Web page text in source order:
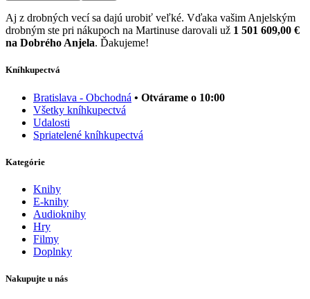
Aj z drobných vecí sa dajú urobiť veľké. Vďaka vašim Anjelským
drobným ste pri nákupoch na Martinuse darovali už 1 501 609,00 €
na Dobrého Anjela. Ďakujeme!
Kníhkupectvá
Bratislava - Obchodná • Otvárame o 10:00
Všetky kníhkupectvá
Udalosti
Spriatelené kníhkupectvá
Kategórie
Knihy
E-knihy
Audioknihy
Hry
Filmy
Doplnky
Nakupujte u nás